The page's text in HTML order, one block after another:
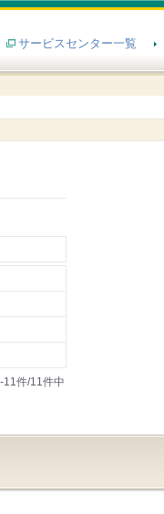
サービスセンター一覧
11件/11件中